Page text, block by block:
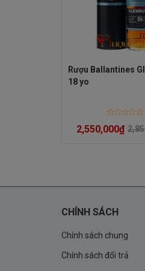
Sự bùng
Hậu vị: Dài
Thiết kế sang
Rượu Ballantines
18 yo
0
2,550,000₫
CHÍNH SÁCH
Chính sách chung
Chính sách đổi trả